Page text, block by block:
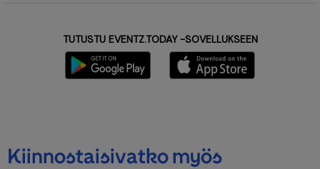
TUTUSTU EVENTZ.TODAY -SOVELLUKSEEN
Kiinnostaisivatko myös